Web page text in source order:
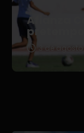
Afianza
3 de